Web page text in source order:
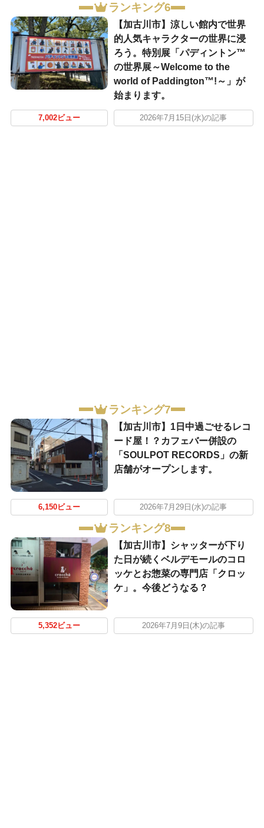
ランキング6
【加古川市】涼しい館内で世界
的人気キャラクターの世界に浸
ろう。特別展「パディントン™
の世界展～Welcome to the
world of Paddington™!～」が
始まります。
7,002ビュー 2026年7月15日(水)の記事
ランキング7
【加古川市】1日中過ごせるレコ
ード屋！？カフェバー併設の
「SOULPOT RECORDS」の新
店舗がオープンします。
6,150ビュー 2026年7月29日(水)の記事
ランキング8
【加古川市】シャッターが下り
た日が続くベルデモールのコロ
ッケとお惣菜の専門店「クロッ
ケ」。今後どうなる？
5,352ビュー 2026年7月9日(木)の記事